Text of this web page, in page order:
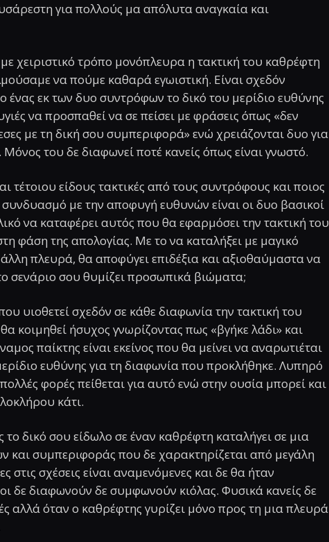
για πολλούς μα απόλυτα αναγκαία και
χειριστικό τρόπο μονόπλευρα η τακτική του καθρέφτη
να πούμε καθαρά εγωιστική. Είναι σχεδόν
ένας εκ των δυο συντρόφων το δικό του μερίδιο ευθύνης
να προσπαθεί να σε πείσει με φράσεις όπως «δεν
με τη δική σου συμπεριφορά» ενώ χρειάζονται δυο για
του δε διαφωνεί ποτέ κανείς όπως είναι γνωστό.
τέτοιου είδους τακτικές από τους συντρόφους και ποιος
με την αποφυγή ευθυνών είναι οι δυο βασικοί
να καταφέρει αυτός που θα εφαρμόσει την τακτική του
φάση της απολογίας. Με το να καταλήξει με μαγικό
πλευρά, θα αποφύγει επιδέξια και αξιοθαύμαστα να
σενάριο σου θυμίζει προσωπικά βιώματα;
υιοθετεί σχεδόν σε κάθε διαφωνία την τακτική του
κοιμηθεί ήσυχος γνωρίζοντας πως «βγήκε λάδι» και
παίκτης είναι εκείνος που θα μείνει να αναρωτιέται
ευθύνης για τη διαφωνία που προκλήθηκε. Λυπηρό
φορές πείθεται για αυτό ενώ στην ουσία μπορεί και
κάτι.
δικό σου είδωλο σε έναν καθρέφτη καταλήγει σε μια
συμπεριφοράς που δε χαρακτηρίζεται από μεγάλη
στις σχέσεις είναι αναμενόμενες και δε θα ήταν
δε διαφωνούν δε συμφωνούν κιόλας. Φυσικά κανείς δε
αλλά όταν ο καθρέφτης γυρίζει μόνο προς τη μια πλευρά